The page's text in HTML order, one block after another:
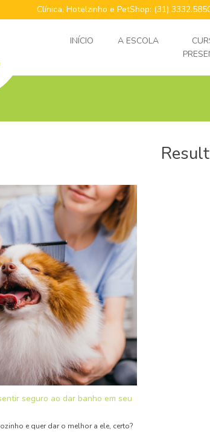
Clínica, Hotelzinho e PetShop: (31)
INÍCIO A ESCOLA
seguro ao dar banho em seu
e quer dar o melhor a ele, certo?